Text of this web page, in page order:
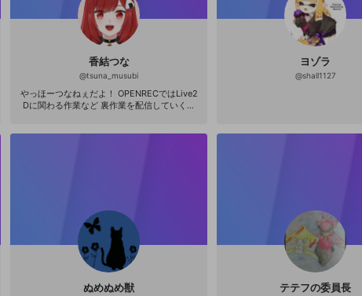
香結つな
@tsuna_musubi
やっほーつなねぇだよ！ OPENRECではLive2
Dに関わる作業など 裏作業を配信していくよ
ヨゾラ
@shall1127
ぬめぬめ獣 テテフの委員長